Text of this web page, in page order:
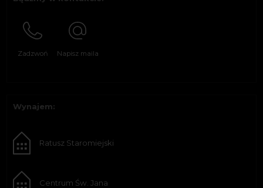
Zadzwoń Napisz maila
Wynajem:
Ratusz Staromiejski
Centrum Św. Jana